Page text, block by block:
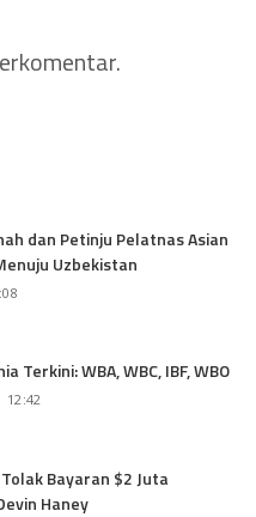
dan Petinju Pelatnas Asian
Uzbekistan
Terkini: WBA, WBC, IBF, WBO
12:42
Bayaran $2 Juta
Haney